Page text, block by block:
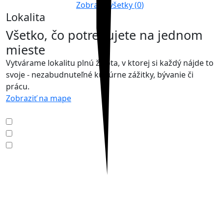
Zobraziť všetky (0)
Lokalita
Všetko, čo potrebujete na jednom
mieste
Vytvárame lokalitu plnú života, v ktorej si každý nájde to
svoje - nezabudnuteľné kultúrne zážitky, bývanie či
prácu.
Zobraziť na mape